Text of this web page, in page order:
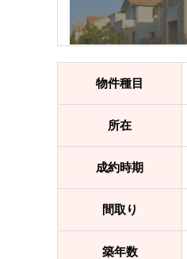
物件種目
所在
成約時期
間取り
築年数